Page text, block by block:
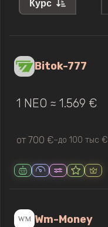
Курс
Bitok-777
1 NEO ≈ 1.569 €
от 700 €—до 100 тыс €
Wm-Money